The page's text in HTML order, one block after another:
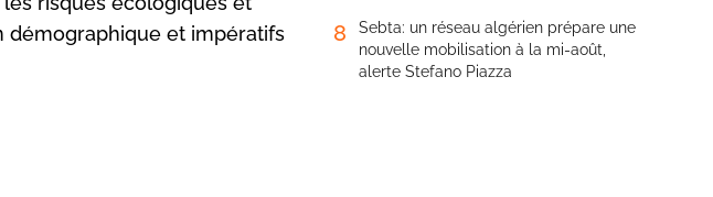
démographique et impératifs
8
Sebta: un réseau algérien prépare une
nouvelle mobilisation à la mi-août,
alerte Stefano Piazza